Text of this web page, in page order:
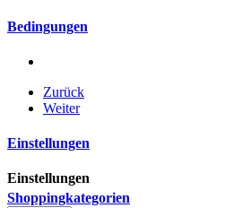
Bedingungen
Zurück
Weiter
Einstellungen
Einstellungen
Shoppingkategorien